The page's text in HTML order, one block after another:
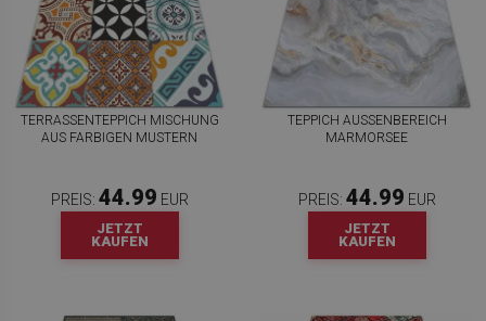
TERRASSENTEPPICH MISCHUNG
AUS FARBIGEN MUSTERN
PREIS: 44.99 EUR
JETZT
KAUFEN
TEPPICH AUSSENBEREICH M
ARMORSEE
PREIS: 44.99 EUR
JETZT
KAUFEN